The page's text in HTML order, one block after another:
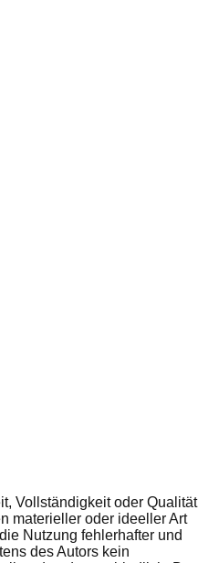
Vollständigkeit oder Qualität
materieller oder ideeller Art
Nutzung fehlerhafter und
des Autors kein